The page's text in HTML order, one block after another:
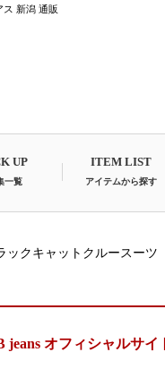
ス 新潟 通販
UP
一覧
ITEM LIST
アイテムから探す
ックキャットクルースーツ
jeans オフィシャルサイ